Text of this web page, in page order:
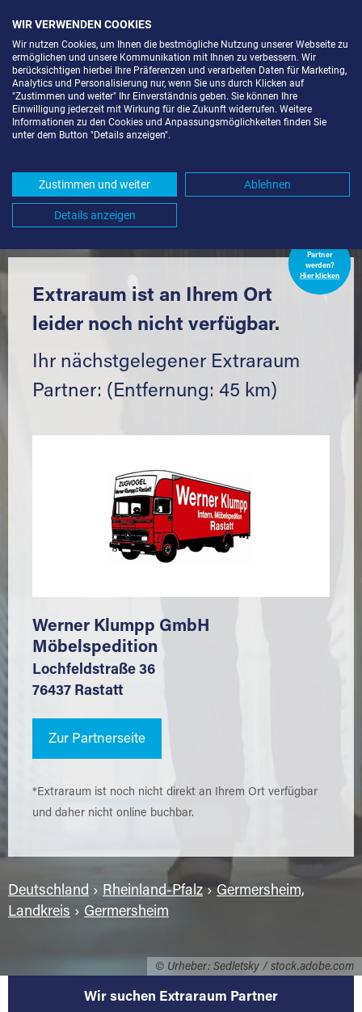
© Urheber: Sedletsky / stock.adobe.com
LAGERRAUM MIETEN IN
UMGEBUNG *
Komfortabel einlagern mit Extraraum
Partner
werden?
Hier klicken
Extraraum ist an Ihrem Ort
leider noch nicht verfügbar.
Ihr nächstgelegener Extraraum
Partner: (Entfernung: 45 km)
Werner Klumpp GmbH
Möbelspedition
Lochfeldstraße 36
76437 Rastatt
Zur Partnerseite
*Extraraum ist noch nicht direkt an Ihrem Ort verfügbar
und daher nicht online buchbar.
Deutschland › Rheinland-Pfalz› Germersheim,
Landkreis › Germersheim
Wir suchen Extraraum Partner
WIR VERWENDEN COOKIES
Wir nutzen Cookies, um Ihnen die bestmögliche Nutzung unserer Webseite zu
ermöglichen und unsere Kommunikation mit Ihnen zu verbessern. Wir
berücksichtigen hierbei Ihre Präferenzen und verarbeiten Daten für Marketing,
Analytics und Personalisierung nur, wenn Sie uns durch Klicken auf
"Zustimmen und weiter" Ihr Einverständnis geben. Sie können Ihre
Einwilligung jederzeit mit Wirkung für die Zukunft widerrufen. Weitere
Informationen zu den Cookies und Anpassungsmöglichkeiten finden Sie
unter dem Button "Details anzeigen".
Zustimmen und weiter Ablehnen
Details anzeigen